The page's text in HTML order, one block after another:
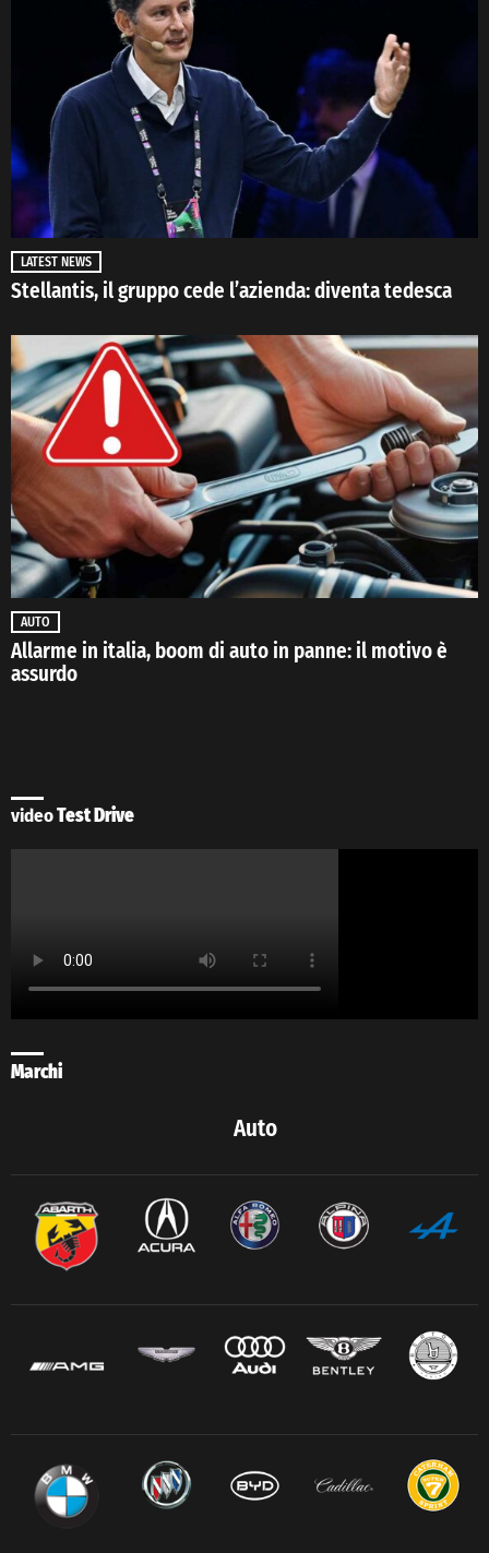
LATEST NEWS
Stellantis, il gruppo cede l’azienda: diventa tedesca
AUTO
Allarme in italia, boom di auto in panne: il motivo è
assurdo
videoTest Drive
Marchi
Auto